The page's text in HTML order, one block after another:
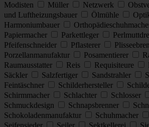
Modisten
Müller Netzwerk
und Luftheizungsbauer
Ölmühle
Harmoniumbauer
Papiermacher
Parkettleger
Pfeifenschneider
Pflasterer
Porzellanmanufaktur
Posamentierer
Raumausstatter
Reis Requisiteure
Säckler
Salzfertiger Sandstrahler
Feintäschner
Schilderhersteller
Schirmmacher
Schlachter Schlosser
Schmuckdesign
Schnapsbrenner
Schokoladenmanufaktur
Schuhmacher
Seifensieder
Seiler Sektkellerei